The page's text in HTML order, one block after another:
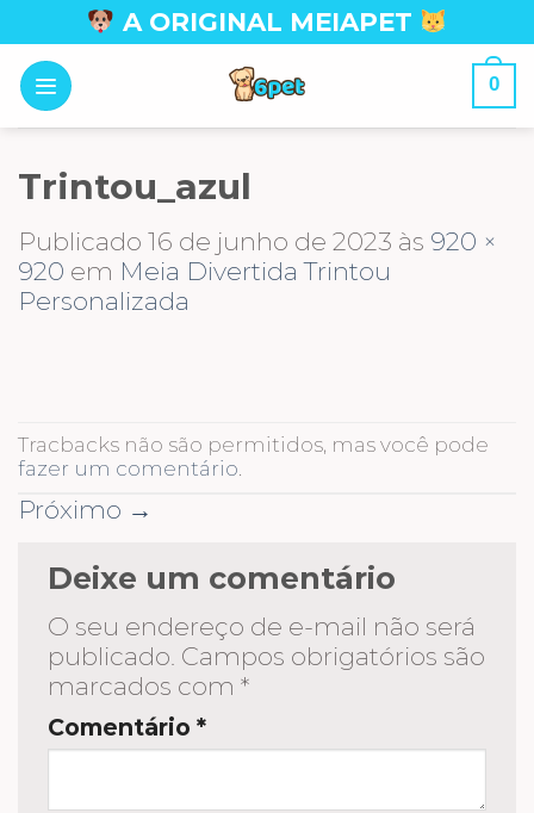
to
content
A ORIGINAL MEIAPET
0
Trintou_azul
Publicado 16 de junho de 2023 às 920 ×
920 em Meia Divertida Trintou
Personalizada
Tracbacks não são permitidos, mas você pode
fazer um comentário.
Próximo →
Deixe um comentário
O seu endereço de e-mail não será
publicado. Campos obrigatórios são
marcados com *
Comentário *